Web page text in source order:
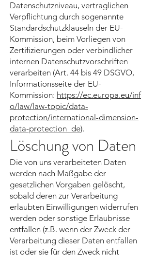
Datenschutzniveau, vertraglichen
Verpflichtung durch sogenannte
Standardschutzklauseln der EU-
Kommission, beim Vorliegen von
Zertifizierungen oder verbindlicher
internen Datenschutzvorschriften
verarbeiten (Art. 44 bis 49 DSGVO,
Informationsseite der EU-
Kommission: https://ec.europa.eu/inf
o/law/law-topic/data-
protection/international-dimension-
data-protection_de).
Löschung von Daten
Die von uns verarbeiteten Daten
werden nach Maßgabe der
gesetzlichen Vorgaben gelöscht,
sobald deren zur Verarbeitung
erlaubten Einwilligungen widerrufen
werden oder sonstige Erlaubnisse
entfallen (z.B. wenn der Zweck der
Verarbeitung dieser Daten entfallen
ist oder sie für den Zweck nicht